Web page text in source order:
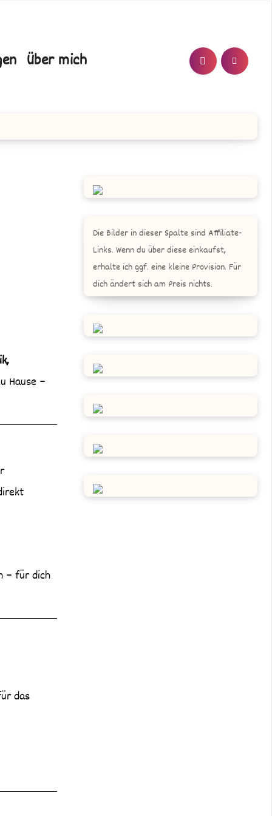
Über mich T/N
Hause –
– für dich
das
Die Bilder in dieser Spalte sind Affiliate-
Links. Wenn du über diese einkaufst,
erhalte ich ggf. eine kleine Provision. Für
dich ändert sich am Preis nichts.